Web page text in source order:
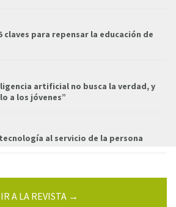
claves para repensar la educación de
artificial no busca la verdad, y
a los jóvenes”
al servicio de la persona
IR A LA REVISTA →